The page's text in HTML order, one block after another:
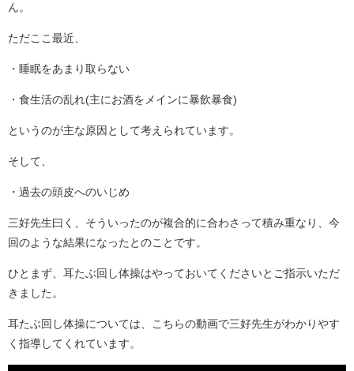
ん。
ただここ最近、
・睡眠をあまり取らない
・食生活の乱れ(主にお酒をメインに暴飲暴食)
というのが主な原因として考えられています。
そして、
・過去の頭皮へのいじめ
三好先生曰く、そういったのが複合的に合わさって積み重なり、今
回のような結果になったとのことです。
ひとまず、耳たぶ回し体操はやっておいてくださいとご指示いただ
きました。
耳たぶ回し体操については、こちらの動画で三好先生がわかりやす
く指導してくれています。